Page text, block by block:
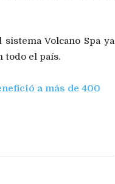
Volcano Spa ya
todo el país.
a más de 400